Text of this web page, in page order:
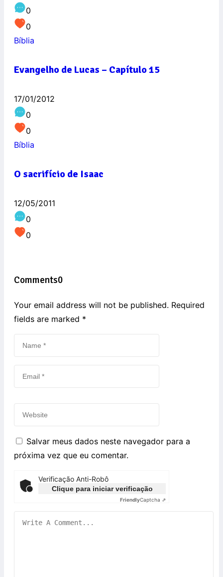
0
0
Bíblia
Evangelho de Lucas – Capítulo 15
17/01/2012
0
0
Bíblia
O sacrifício de Isaac
12/05/2011
0
0
Comments0
Your email address will not be published. Required
fields are marked *
Salvar meus dados neste navegador para a
próxima vez que eu comentar.
Verificação Anti-Robô
Clique para iniciar verificação
FriendlyCaptcha ⇗